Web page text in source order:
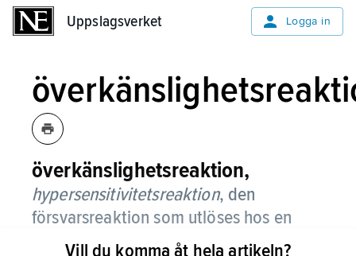
Uppslagsverket Logga in
överkänslighetsreaktion,
hypersensitivitetsreaktion, den
försvarsreaktion som utlöses hos en
resistent växt när den utsätts för
Vill du komma åt hela artikeln?